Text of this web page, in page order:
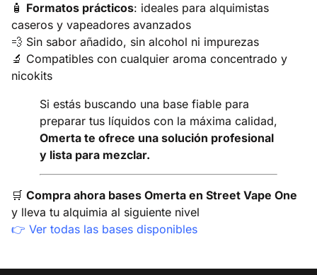
🧴 Formatos prácticos: ideales para alquimistas
caseros y vapeadores avanzados
💨 Sin sabor añadido, sin alcohol ni impurezas
🔬 Compatibles con cualquier aroma concentrado y
nicokits
Si estás buscando una base fiable para
preparar tus líquidos con la máxima calidad,
Omerta te ofrece una solución profesional
y lista para mezclar.
🛒 Compra ahora bases Omerta en Street Vape One
y lleva tu alquimia al siguiente nivel
👉 Ver todas las bases disponibles